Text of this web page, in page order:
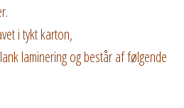
i tykt karton,
laminering og består af følgende